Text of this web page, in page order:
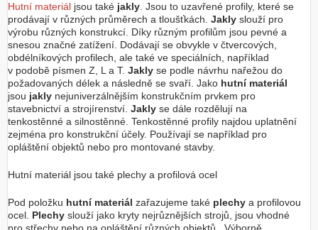
Hutní materiál jsou také jakly . Jsou to uzavřené profily, které se
prodávají v různých průměrech a tloušťkách. Jakly slouží pro
výrobu různých konstrukcí. Díky různým profilům jsou pevné a
snesou značné zatížení. Dodávají se obvykle v čtvercových,
obdélníkových profilech, ale také ve speciálních, například
v podobě písmen Z, L a T. Jakly se podle návrhu nařežou do
požadovaných délek a následně se svaří. Jako hutní materiál
jsou jakly nejuniverzálnějším konstrukčním prvkem pro
stavebnictví a strojírenství. Jakly se dále rozdělují na
tenkostěnné a silnostěnné. Tenkostěnné profily najdou uplatnění
zejména pro konstrukční účely. Používají se například pro
opláštění objektů nebo pro montované stavby.
Hutní materiál jsou také plechy a profilová ocel
Pod položku hutní materiál zařazujeme také plechy a profilovou
ocel. Plechy slouží jako kryty nejrůznějších strojů, jsou vhodné